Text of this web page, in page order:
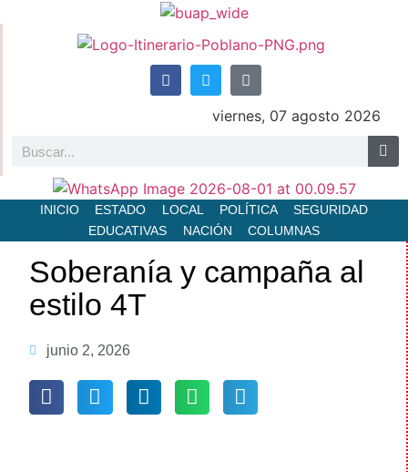
viernes, 07 agosto 2026
INICIO ESTADO LOCAL POLÍTICA
SEGURIDAD
EDUCATIVAS
NACIÓN COLUMNAS
Soberanía y campaña al
estilo 4T
junio 2, 2026